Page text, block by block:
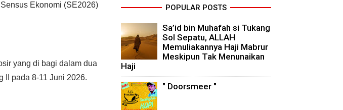
Ekonomi (SE2026)
yang di bagi dalam dua
II pada 8-11 Juni 2026.
POPULAR POSTS
Sa’id bin Muhafah si Tukang
Sol Sepatu, ALLAH
Memuliakannya Haji Mabrur
Meskipun Tak Menunaikan
Haji
" Doorsmeer "